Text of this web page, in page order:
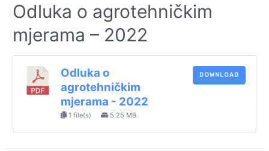
Odluka o agrotehničkim
mjerama – 2022
Odluka o
agrotehničkim
mjerama - 2022
1 file(s) 5.25 MB
DOWNLOAD